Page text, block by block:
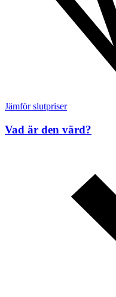
Jämför slutpriser
Vad är den värd?